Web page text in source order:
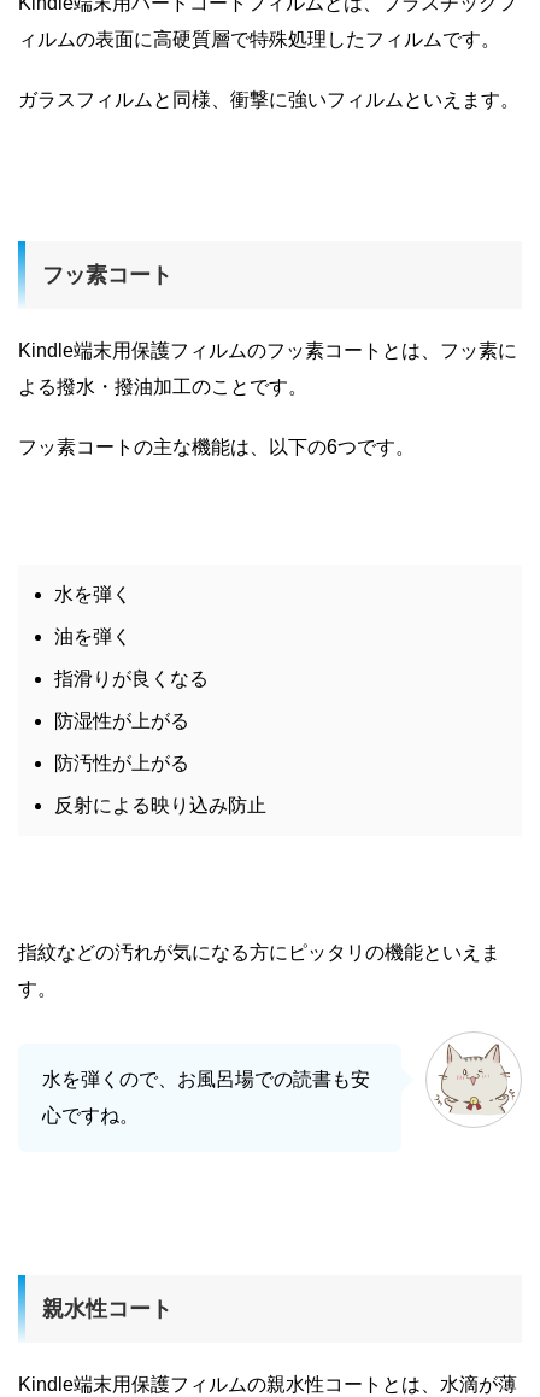
ィルムの表面に高硬質層で特殊処理したフィルムです。
ガラスフィルムと同様、衝撃に強いフィルムといえます。
フッ素コート
Kindle端末用保護フィルムのフッ素コートとは、フッ素に
よる撥水・撥油加工のことです。
フッ素コートの主な機能は、以下の6つです。
水を弾く
油を弾く
指滑りが良くなる
防湿性が上がる
防汚性が上がる
反射による映り込み防止
指紋などの汚れが気になる方にピッタリの機能といえま
す。
水を弾くので、お風呂場での読書も安
心ですね。
親水性コート
Kindle端末用保護フィルムの親水性コートとは、水滴が薄